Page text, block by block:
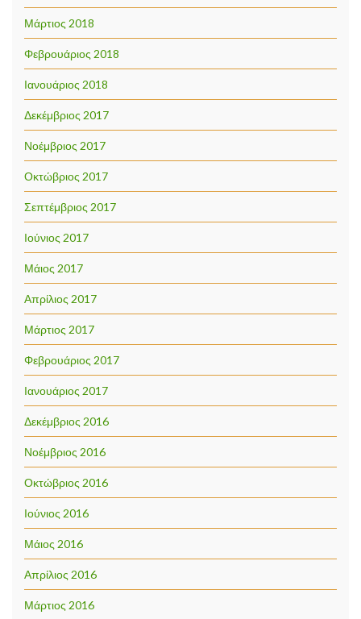
Μάρτιος 2018
Φεβρουάριος 2018
Ιανουάριος 2018
Δεκέμβριος 2017
Νοέμβριος 2017
Οκτώβριος 2017
Σεπτέμβριος 2017
Ιούνιος 2017
Μάιος 2017
Απρίλιος 2017
Μάρτιος 2017
Φεβρουάριος 2017
Ιανουάριος 2017
Δεκέμβριος 2016
Νοέμβριος 2016
Οκτώβριος 2016
Ιούνιος 2016
Μάιος 2016
Απρίλιος 2016
Μάρτιος 2016